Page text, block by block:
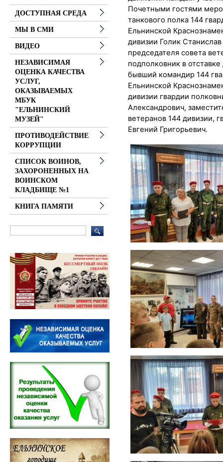
Почетными гостями
танкового полка 144
Ельнинской
дивизии Голик
председателя совета
подполковник в
бывший командир 144
Ельнинской
дивизии гвардии
Александрович,
ветеранов 144 дивизии,
Евгений Григорьевич.
ДОСТУПНАЯ СРЕДА
МЫ В СМИ
ВИДЕО
НЕЗАВИСИМАЯ
ОЦЕНКА КАЧЕСТВА
УСЛУГ,
ОКАЗЫВАЕМЫХ
МБУК
"ЕЛЬНИНСКИЙ
МУЗЕЙ"
ПРОТИВОДЕЙСТВИЕ
КОРРУПЦИИ
СПИСОК ВОИНОВ,
ЗАХОРОНЕННЫХ НА
ВОИНСКОМ
КЛАДБИЩЕ №1
КНИГА ПАМЯТИ